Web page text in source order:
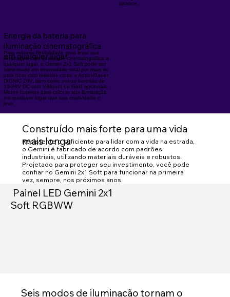
alcance.
Energia da bateria para
iluminação cinematográfica
em qualquer lugar
Para máxima flexibilidade para levar sua
iluminação com qualidade cinematográfica a
qualquer lugar, o Gemini 2x1 Soft pode ser
alimentado em intensidade total por mais de
uma hora com baterias como a Anton/Bauer
DIONIC 26V, bem como outras baterias de
13-28V DC com V-Mount ou Gold opcionais. -
Monte baterias para colocar sua iluminação
em qualquer lugar que sua criatividade o
leve.
Construído mais forte para uma vida
mais longa
Resistente o suficiente para lidar com a vida na estrada,
o Gemini é fabricado de acordo com padrões
industriais, utilizando materiais duráveis ​​e robustos.
Projetado para proteger seu investimento, você pode
confiar no Gemini 2x1 Soft para funcionar na primeira
vez, sempre, nos próximos anos.
Painel LED Gemini 2x1
Soft RGBWW
Seis modos de iluminação tornam o